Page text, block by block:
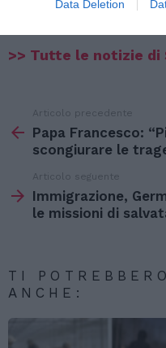
Data Deletion
>> Tutte le notizie
di
Articolo precedente
Papa Francesco:
scongiurare le
Articolo seguente
Immigrazione,
le missioni di
TI
ANCHE: